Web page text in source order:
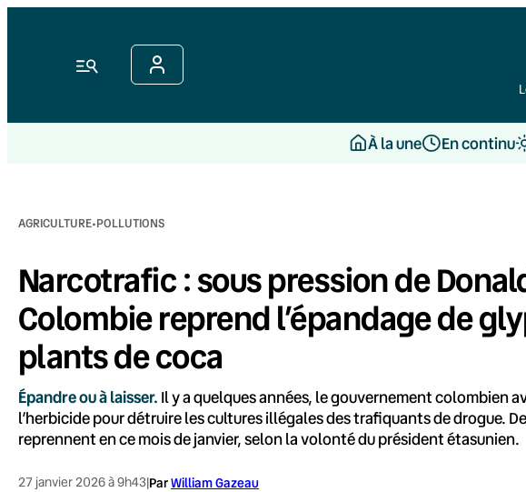
Menu
À la une En continu
AGRICULTURE·POLLUTIONS
Narcotrafic : sous pression de
Colombie reprend l’épandage de
plants de coca
Épandre ou à laisser. Il y a quelques années, le gouvernement colombien
l’herbicide pour détruire les cultures illégales des trafiquants de drogue.
reprennent en ce mois de janvier, selon la volonté du président étasunien.
27 janvier 2026 à 9h43|ParWilliam Gazeau